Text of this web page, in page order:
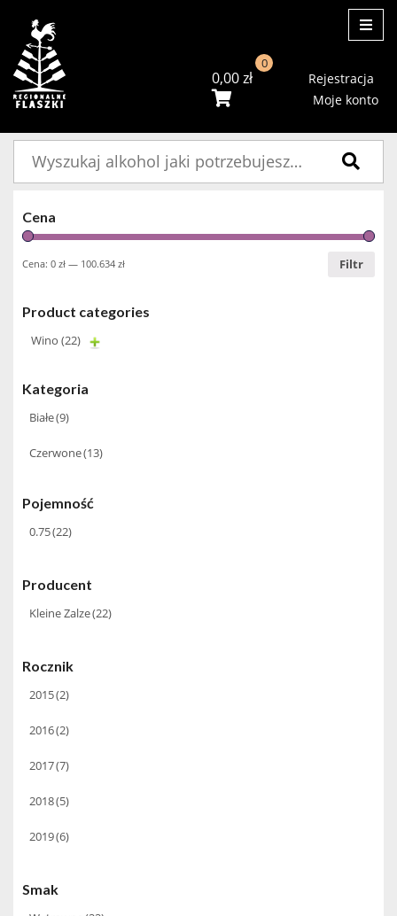
0,00zł
0
Rejestracja
Moje konto
Cena
Filtr
Cena: 0 zł — 100.634 zł
Product categories
Wino (22)
Kategoria
Białe(9)
Czerwone(13)
Pojemność
0.75(22)
Producent
Kleine Zalze(22)
Rocznik
2015(2)
2016(2)
2017(7)
2018(5)
2019(6)
Smak